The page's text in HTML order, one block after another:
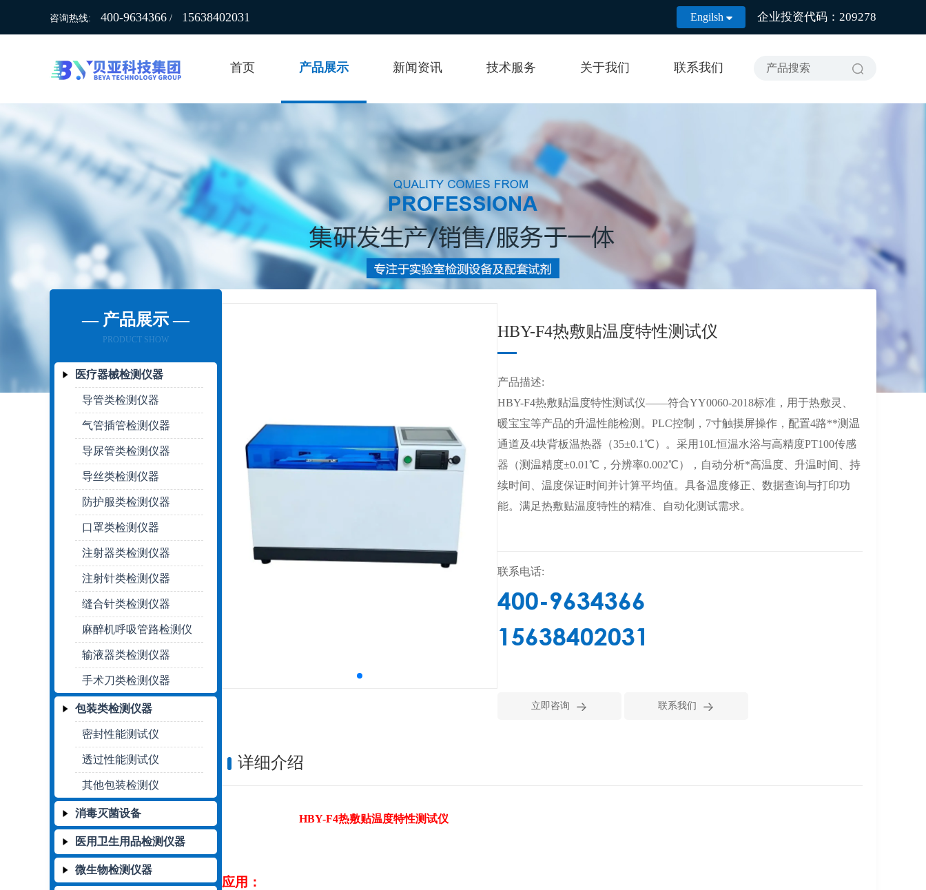
咨询热线: 400-9634366 / 15638402031 Engilsh  企业投资代码：209278
首页 产品展示 新闻资讯 技术服务 关于我们 联系我们
— 产品展示 —
PRODUCT SHOW
医疗器械检测仪器
导管类检测仪器
气管插管检测仪器
导尿管类检测仪器
导丝类检测仪器
防护服类检测仪器
口罩类检测仪器
注射器类检测仪器
注射针类检测仪器
缝合针类检测仪器
麻醉机呼吸管路检测仪
输液器类检测仪器
手术刀类检测仪器
包装类检测仪器
密封性能测试仪
透过性能测试仪
其他包装检测仪
消毒灭菌设备
医用卫生用品检测仪器
微生物检测仪器
HBY-F4热敷贴温度特性测试仪
产品描述:
HBY-F4热敷贴温度特性测试仪——符合YY0060-2018标准，用于热敷灵、
暖宝宝等产品的升温性能检测。PLC控制，7寸触摸屏操作，配置4路**测温
通道及4块背板温热器（35±0.1℃）。采用10L恒温水浴与高精度PT100传感
器（测温精度±0.01℃，分辨率0.002℃），自动分析*高温度、升温时间、持
续时间、温度保证时间并计算平均值。具备温度修正、数据查询与打印功
能。满足热敷贴温度特性的精准、自动化测试需求。
联系电话:
400-9634366
15638402031
立即咨询  联系我们 
详细介绍
HBY-F4热敷贴温度特性测试仪
应用：